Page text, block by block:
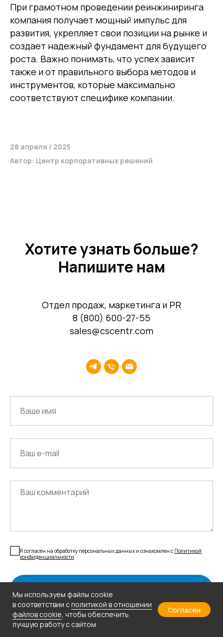
При грамотном проведении реинжиниринга
компания получает мощный импульс для
развития, укрепляет свои позиции на рынке и
создает надежный фундамент для будущего
роста. Важно понимать, что успех зависит
также и от правильного выбора методов и
инструментов, которые максимально
соответствуют специфике компании.
28 апреля / 2025
Автор: Центр корпоративных решений
Хотите узнать больше?
Напишите нам
Отдел продаж, маркетинга и PR
8 (800) 600-27-55
sales@cscentr.com
Я согласен на обработку персональных данных и ознакомлен с Политикой
конфиденциальности
Мы используем файлы cookie
в соответствии сполитикой в отношении
файлов cookie, чтобы обеспечить
лучшую работу с сайтом
Согласен
© ЦКР, 2019-2026 Все права защищены
Политика
конфиденциальности
Антикоррупционная
деятельность
Карта сайта